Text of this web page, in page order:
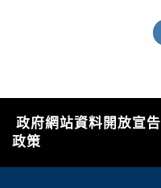
政府網站資料開放宣告
政策